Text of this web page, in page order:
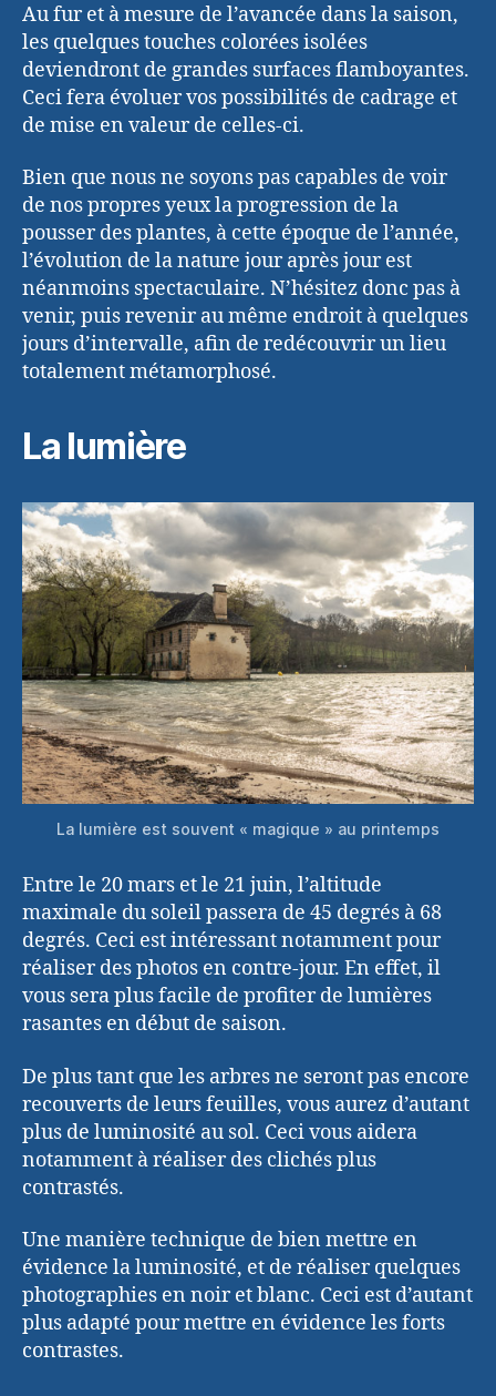
Au fur et à mesure de l’avancée dans la saison,
les quelques touches colorées isolées
deviendront de grandes surfaces flamboyantes.
Ceci fera évoluer vos possibilités de cadrage et
de mise en valeur de celles-ci.
Bien que nous ne soyons pas capables de voir
de nos propres yeux la progression de la
pousser des plantes, à cette époque de l’année,
l’évolution de la nature jour après jour est
néanmoins spectaculaire. N’hésitez donc pas à
venir, puis revenir au même endroit à quelques
jours d’intervalle, afin de redécouvrir un lieu
totalement métamorphosé.
La lumière
La lumière est souvent « magique » au printemps
Entre le 20 mars et le 21 juin, l’altitude
maximale du soleil passera de 45 degrés à 68
degrés. Ceci est intéressant notamment pour
réaliser des photos en contre-jour. En effet, il
vous sera plus facile de profiter de lumières
rasantes en début de saison.
De plus tant que les arbres ne seront pas encore
recouverts de leurs feuilles, vous aurez d’autant
plus de luminosité au sol. Ceci vous aidera
notamment à réaliser des clichés plus
contrastés.
Une manière technique de bien mettre en
évidence la luminosité, et de réaliser quelques
photographies en noir et blanc. Ceci est d’autant
plus adapté pour mettre en évidence les forts
contrastes.